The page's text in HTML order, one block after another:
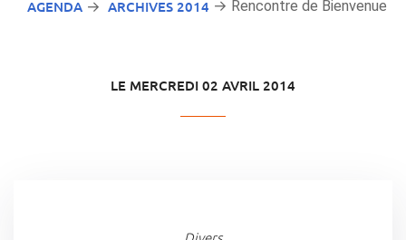
AGENDA → ARCHIVES 2014 → Rencontre de Bienvenue
LE MERCREDI 02 AVRIL 2014